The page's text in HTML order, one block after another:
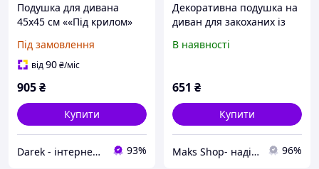
Подушка для дивана
45х45 см ««Під крилом»
Під замовлення
від90₴/міс
905₴
Купити
Darek - інтернет-магазин подарунків та декору для дому 93%
Декоративна подушка на
диван для закоханих із
місяцем» флок
В наявності
651 ₴
Купити
Maks Shop- надійний та перспективний інтернет магазин сумок та аксесуарів 96%